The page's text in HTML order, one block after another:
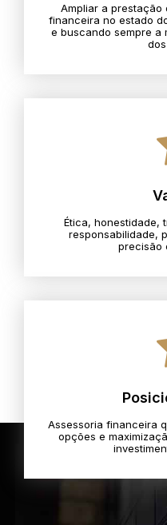
Ampliar a prestação
financeira no estado
e buscando sempre a
Ética, honestidade,
responsabilidade,
precisão
Assessoria financeira
opções e